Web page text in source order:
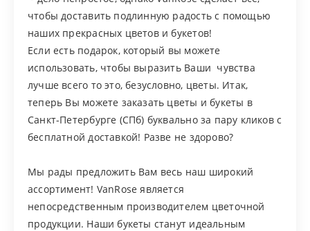
чтобы доставить подлинную радость с помощью
наших прекрасных цветов и букетов!
Если есть подарок, который вы можете
использовать, чтобы выразить Ваши чувства
лучше всего то это, безусловно, цветы. Итак,
теперь Вы можете заказать цветы и букеты в
Санкт-Петербурге (СПб) буквально за пару кликов с
бесплатной доставкой! Разве не здорово?
Мы рады предложить Вам весь наш широкий
ассортимент! VanRose является
непосредственным производителем цветочной
продукции. Наши букеты станут идеальным